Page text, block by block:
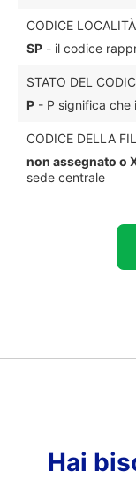
CODICE LOCALITÀ
SP - il codice
STATO DEL
P - P significa
CODICE DELLA
non assegnato o
sede centrale
Hai